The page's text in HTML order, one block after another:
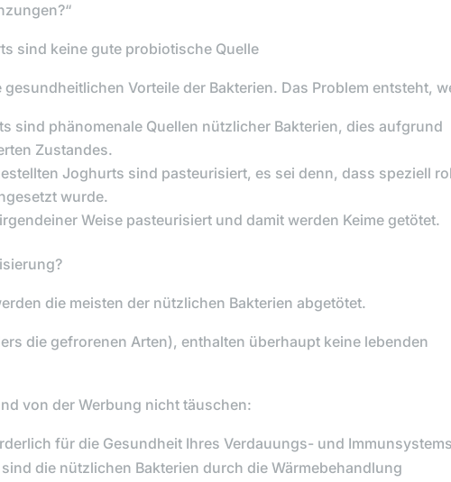
sind keine gute probiotische Quelle
Vorteile der Bakterien. Das Problem entsteht,
sind phänomenale Quellen nützlicher Bakterien, dies aufgrund
Zustandes.
Joghurts sind pasteurisiert, es sei denn, dass speziell
wurde.
Weise pasteurisiert und damit werden Keime getötet.
die meisten der nützlichen Bakterien abgetötet.
die gefrorenen Arten), enthalten überhaupt keine lebenden
von der Werbung nicht täuschen:
für die Gesundheit Ihres Verdauungs- und
die nützlichen Bakterien durch die Wärmebehandlung